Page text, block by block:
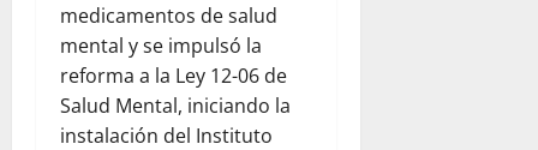
medicamentos de salud
mental y se impulsó la
reforma a la Ley 12-06 de
Salud Mental, iniciando la
instalación del Instituto